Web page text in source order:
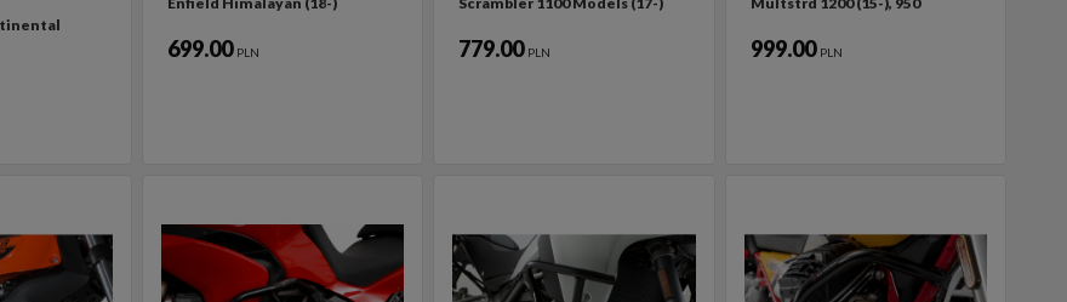
699.00 PLN 779.00 PLN 999.00 PLN